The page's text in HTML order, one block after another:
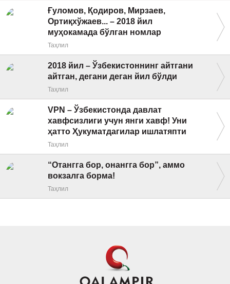
Ғуломов, Қодиров, Мирзаев,
Ортиқхўжаев... – 2018 йил
муҳокамада бўлган номлар
Таҳлил
2018 йил – Ўзбекистоннинг айтгани
айтган, дегани деган йил бўлди
Таҳлил
VPN – Ўзбекистонда давлат
хавфсизлиги учун янги хавф! Уни
ҳатто Ҳукуматдагилар ишлатяпти
Таҳлил
“Отангга бор, онангга бор”, аммо
вокзалга борма!
Таҳлил